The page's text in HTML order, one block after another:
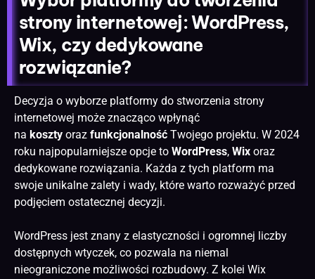
strony internetowej: WordPress,
Wix, czy dedykowane
rozwiązanie?
Decyzja o wyborze platformy do stworzenia strony
internetowej może znacząco wpłynąć
na koszty oraz funkcjonalność Twojego projektu. W 2024
roku najpopularniejsze opcje to WordPress, Wix oraz
dedykowane rozwiązania. Każda z tych platform ma
swoje unikalne zalety i wady, które warto rozważyć przed
podjęciem ostatecznej decyzji.
WordPress jest znany z elastyczności i ogromnej liczby
dostępnych wtyczek, co pozwala na niemal
nieograniczone możliwości rozbudowy. Z kolei Wix